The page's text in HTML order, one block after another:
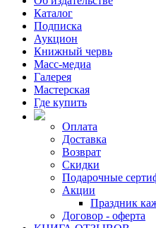
Каталог
Подписка
Аукцион
Книжный червь
Масс-медиа
Галерея
Мастерская
Где купить
Оплата
Доставка
Возврат
Скидки
Подарочные
Акции
Праздник
Договор - оферта